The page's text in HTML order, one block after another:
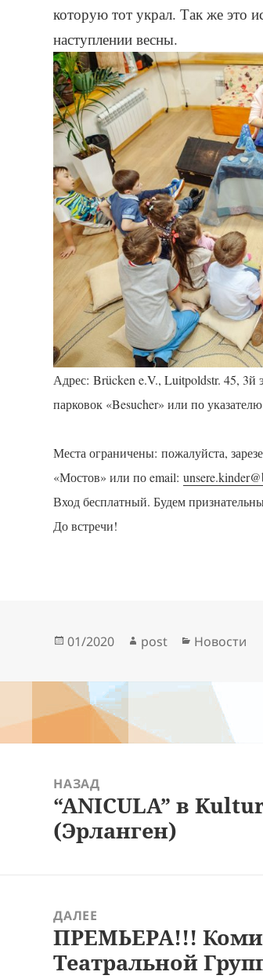
которую тот украл. Так же это
наступлении весны.
Адрес: Brücken e.V., Luitpoldstr. 45,
парковок «Besucher» или по
Места ограничены: пожалуйста,
«Мостов» или по email:
Вход бесплатный. Будем
До встречи!
Опубликовано
01/2020 Автор
post Рубрики
Новости
записям
НАЗАД
Предыдущая
запись:
“ANICULA” в
(Эрланген)
ДАЛЕЕ
Следующая
запись:
ПРЕМЬЕРА!!!
Театральной